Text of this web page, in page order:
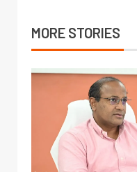
MORE STORIES